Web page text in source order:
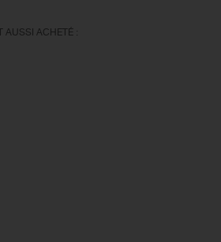
AUSSI ACHETÉ :